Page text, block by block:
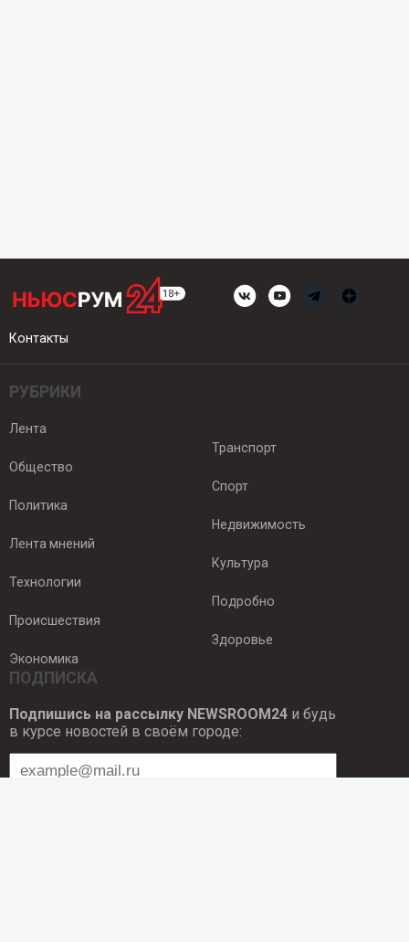
Контакты
РУБРИКИ
Лента
Общество
Политика
Лента мнений
Технологии
Происшествия
Экономика
Транспорт
Спорт
Недвижимость
Культура
Подробно
Здоровье
ПОДПИСКА
Подпишись на рассылку NEWSROOM24и будь
в курсе новостей в своём городе: